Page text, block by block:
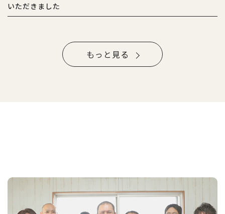
いただきました
もっと見る